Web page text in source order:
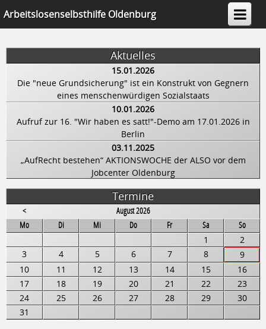
Arbeitslosenselbsthilfe Oldenburg
Aktuelles
15.01.2026
Die "neue Grundsicherung" ist ein Konstrukt von Gegnern
eines menschenwürdigen Sozialstaats
10.01.2026
Aufruf zur 16. "Wir haben es satt!"-Demo am 17.01.2026 in
Berlin
03.11.2025
„AufRecht bestehen“ AKTIONSWOCHE der ALSO vor dem
Jobcenter Oldenburg
Termine
<
August 2026
Montag Dienstag Mittwoch Donnerstag Freitag Samstag Sonntag
1
2
3
4 5 6 7 8
9
10
11 12 13 14 15
16
17
18 19 20 21 22
23
24
25 26 27 28 29
30
31